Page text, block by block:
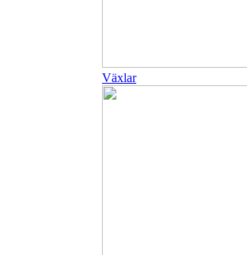
Växlar